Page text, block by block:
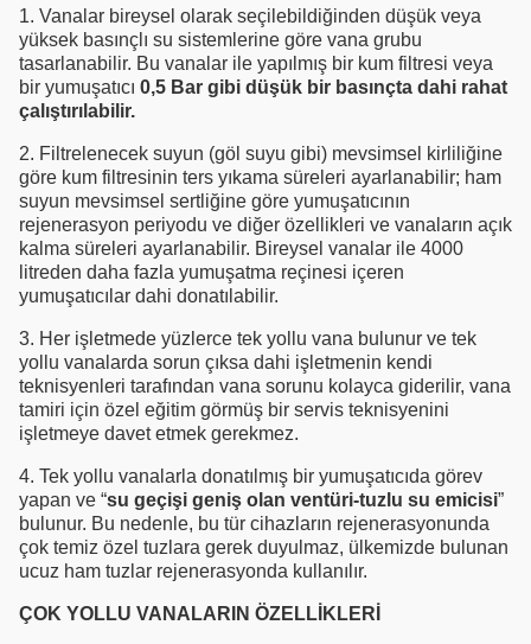
1. Vanalar bireysel olarak seçilebildiğinden düşük veya
yüksek basınçlı su sistemlerine göre vana grubu
tasarlanabilir. Bu vanalar ile yapılmış bir kum filtresi veya
bir yumuşatıcı 0,5 Bar gibi düşük bir basınçta dahi rahat
çalıştırılabilir.
2. Filtrelenecek suyun (göl suyu gibi) mevsimsel kirliliğine
göre kum filtresinin ters yıkama süreleri ayarlanabilir; ham
suyun mevsimsel sertliğine göre yumuşatıcının
rejenerasyon periyodu ve diğer özellikleri ve vanaların açık
kalma süreleri ayarlanabilir. Bireysel vanalar ile 4000
litreden daha fazla yumuşatma reçinesi içeren
yumuşatıcılar dahi donatılabilir.
3. Her işletmede yüzlerce tek yollu vana bulunur ve tek
yollu vanalarda sorun çıksa dahi işletmenin kendi
teknisyenleri tarafından vana sorunu kolayca giderilir, vana
tamiri için özel eğitim görmüş bir servis teknisyenini
işletmeye davet etmek gerekmez.
4. Tek yollu vanalarla donatılmış bir yumuşatıcıda görev
yapan ve “su geçişi geniş olan ventüri-tuzlu su emicisi”
bulunur. Bu nedenle, bu tür cihazların rejenerasyonunda
çok temiz özel tuzlara gerek duyulmaz, ülkemizde bulunan
ucuz ham tuzlar rejenerasyonda kullanılır.
ÇOK YOLLU VANALARIN ÖZELLİKLERİ